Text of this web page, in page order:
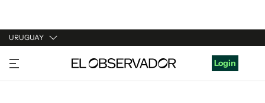
URUGUAY
URUGUAY
ARGENTINA
Login